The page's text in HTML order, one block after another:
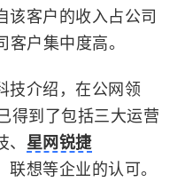
该客户的收入占公司
户集中度高。
技介绍，在公网领
得到了包括三大运营
星网锐捷
联想等企业的认可。